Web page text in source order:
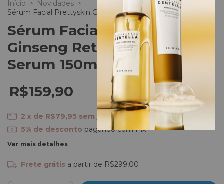
Início > Novidades >
Sérum Facial Prettyskin Ginseng Retinol Multi Serum 150ml
Sérum Facial Prettyskin
Ginseng Retinol Multi
Serum 150ml
R$159,90
2 x de R$79,95 sem juros
5% de desconto pagando com Pix
Ver mais detalhes
Frete grátis a partir de R$299,00